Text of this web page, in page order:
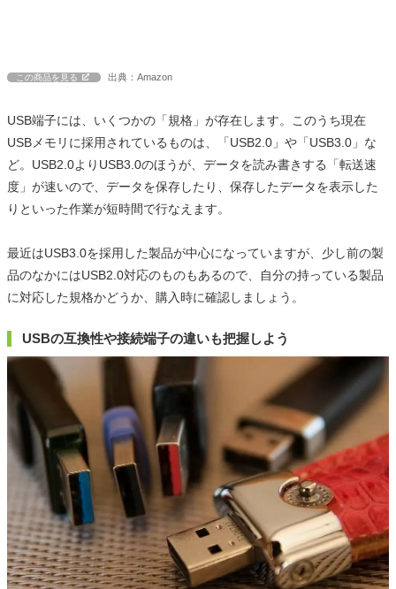
この商品を見る 出典：Amazon
USB端子には、いくつかの「規格」が存在します。このうち現在
USBメモリに採用されているものは、「USB2.0」や「USB3.0」な
ど。USB2.0よりUSB3.0のほうが、データを読み書きする「転送速
度」が速いので、データを保存したり、保存したデータを表示した
りといった作業が短時間で行なえます。
最近はUSB3.0を採用した製品が中心になっていますが、少し前の製
品のなかにはUSB2.0対応のものもあるので、自分の持っている製品
に対応した規格かどうか、購入時に確認しましょう。
USBの互換性や接続端子の違いも把握しよう